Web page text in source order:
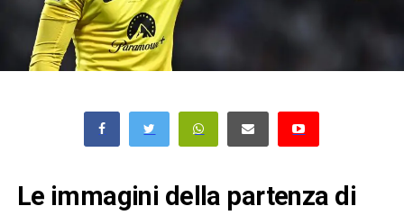
Le immagini della partenza di